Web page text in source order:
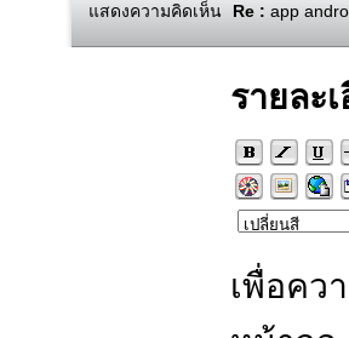
แสดงความคิดเห็น Re : app
รายละ
เพื่อคว